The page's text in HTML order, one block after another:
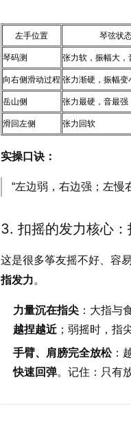
左手位置 琴弦状
琴码测 张力软，振幅大，
向右侧滑动过程 张力渐硬，振幅变
岳山侧 张力最硬，音最强
滑回左侧 张力回软
实操口诀：
“左边弱，右边强；左慢
3. 扣摇的发力核心
这是很多筝友摇不好、容
指发力。
力量沉在指尖 ：大指与
越捏越近 ；弱摇时，指
手臂、肩膀完全放松：
快速回弹。记住：只有